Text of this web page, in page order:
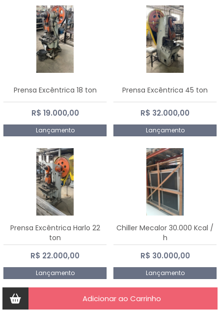
Prensa Excêntrica 18 ton
R$ 19.000,00
Lançamento
Prensa Excêntrica 45 ton
R$ 32.000,00
Lançamento
Prensa Excêntrica Harlo 22
ton
R$ 22.000,00
Lançamento
Chiller Mecalor 30.000 Kcal /
h
R$ 30.000,00
Lançamento
Adicionar ao Carrinho